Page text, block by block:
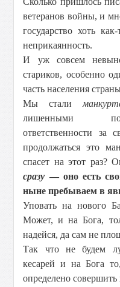
ветеранов войны, и
государство хоть
неприкаянность.
И уж совсем
стариков, особенно
часть населения
Мы стали
лишенными
ответственности за
продолжаться это
спасет на этот раз?
сразу — оно есть
ныне пребываем в
Уповать на нового
Может, и на Бога,
надейся, да сам не
Так что не будем
кесарей и на Бога
определено совершить